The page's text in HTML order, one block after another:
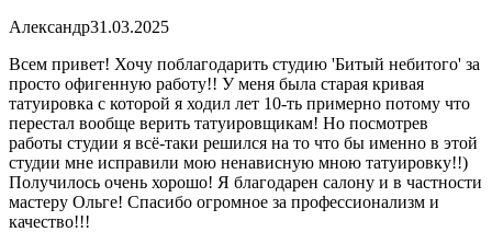
Александр31.03.2025
Всем привет! Хочу поблагодарить студию 'Битый небитого' за
просто офигенную работу!! У меня была старая кривая
татуировка с которой я ходил лет 10-ть примерно потому что
перестал вообще верить татуировщикам! Но посмотрев
работы студии я всё-таки решился на то что бы именно в этой
студии мне исправили мою ненависную мною татуировку!!)
Получилось очень хорошо! Я благодарен салону и в частности
мастеру Ольге! Спасибо огромное за профессионализм и
качество!!!